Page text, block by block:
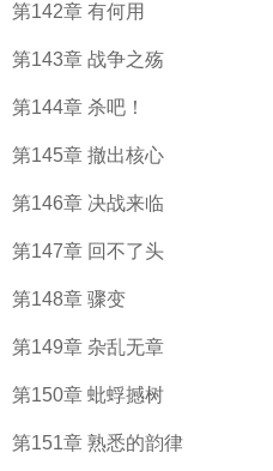
第142章 有何用
第143章 战争之殇
第144章 杀吧！
第145章 撤出核心
第146章 决战来临
第147章 回不了头
第148章 骤变
第149章 杂乱无章
第150章 蚍蜉撼树
第151章 熟悉的韵律